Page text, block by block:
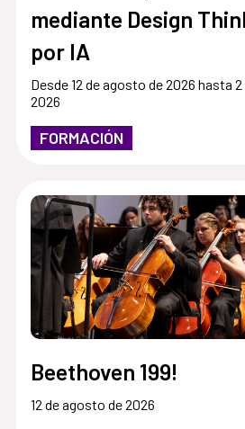
mediante Design
por IA
Desde 12 de agosto de 2026 hasta
2026
FORMACIÓN
Beethoven 199!
12 de agosto de 2026